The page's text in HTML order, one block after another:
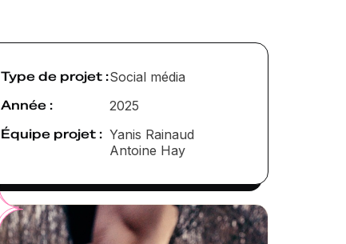
Type de projet :Social média
Année : 2025
Équipe projet : Yanis Rainaud
Antoine Hay